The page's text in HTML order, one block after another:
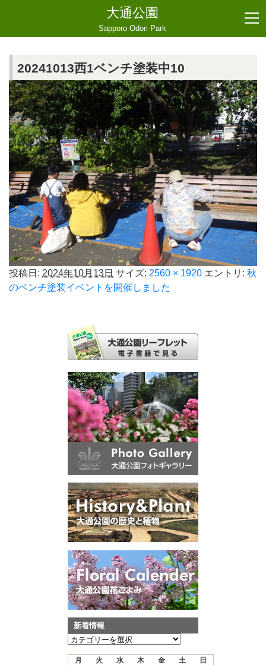
大通公園
Sapporo Odori Park
20241013西1ベンチ塗装中10
投稿日: 2024年10月13日 サイズ: 2560 × 1920 エントリ: 秋
のベンチ塗装イベントを開催しました
新着情報
新
月 火 水 木 金 土 日